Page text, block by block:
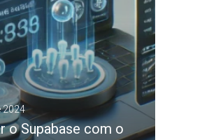
2024
o Supabase com o